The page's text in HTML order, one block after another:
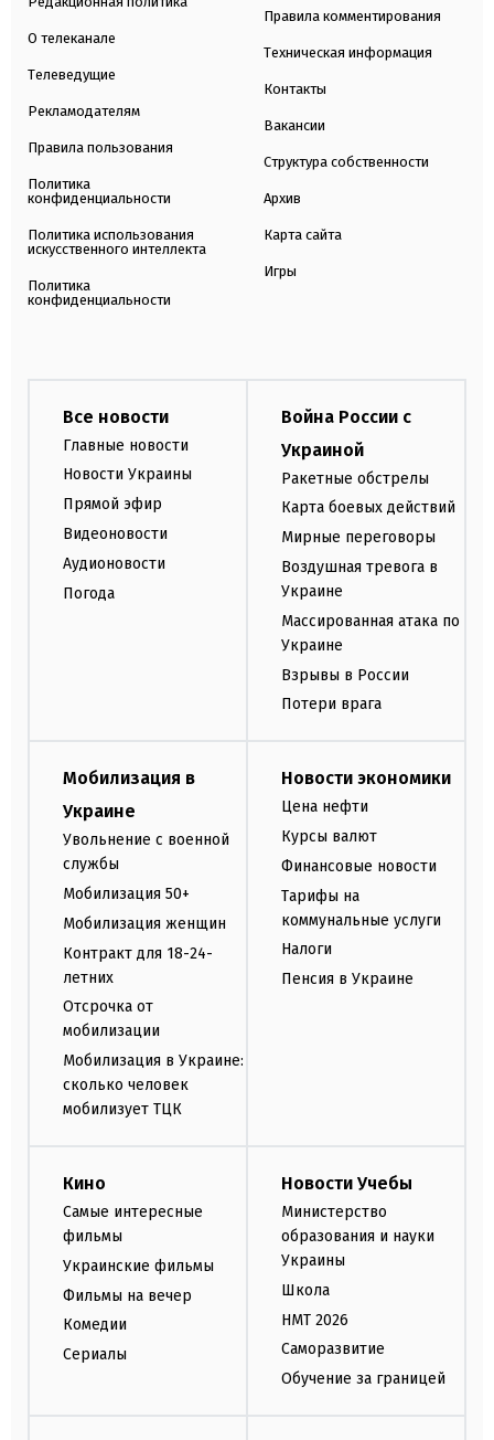
О телеканале
Телеведущие
Рекламодателям
Правила пользования
Политика
конфиденциальности
Политика использования
искусственного интеллекта
Политика
конфиденциальности
Правила комментирования
Техническая информация
Контакты
Вакансии
Структура собственности
Архив
Карта сайта
Игры
Все новости
Главные новости
Новости Украины
Прямой эфир
Видеоновости
Аудионовости
Погода
Война России с
Украиной
Ракетные обстрелы
Карта боевых действий
Мирные переговоры
Воздушная тревога в
Украине
Массированная атака по
Украине
Взрывы в России
Потери врага
Мобилизация в
Украине
Увольнение с военной
службы
Мобилизация 50+
Мобилизация женщин
Контракт для 18-24-
летних
Отсрочка от
мобилизации
Мобилизация в Украине:
сколько человек
мобилизует ТЦК
Новости экономики
Цена нефти
Курсы валют
Финансовые новости
Тарифы на
коммунальные услуги
Налоги
Пенсия в Украине
Кино
Самые интересные
фильмы
Украинские фильмы
Фильмы на вечер
Комедии
Сериалы
Новости Учебы
Министерство
образования и науки
Украины
Школа
НМТ 2026
Саморазвитие
Обучение за границей